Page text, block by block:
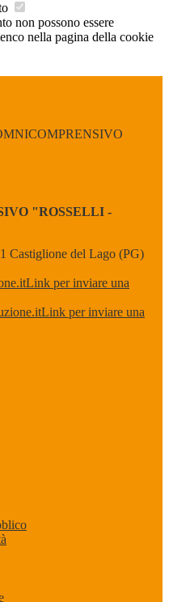
non possono essere
nella pagina della cookie
"ROSSELLI -
Castiglione del Lago (PG)
Link per inviare una
Link per inviare una